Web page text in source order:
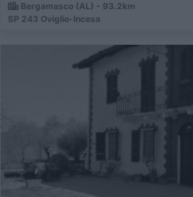
Bergamasco (AL) - 93.2km
SP 243 Oviglio-Incesa